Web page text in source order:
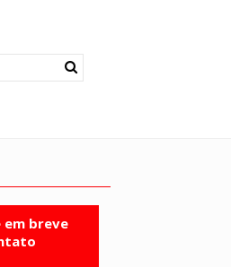
em breve